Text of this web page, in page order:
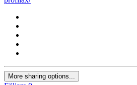
More sharing options...